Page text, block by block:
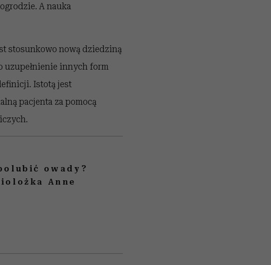
A nauka
stosunkowo nową dziedziną
uzupełnienie innych form
Istotą jest
pacjenta za pomocą
owady?
Anne